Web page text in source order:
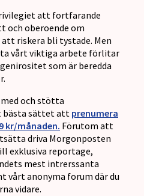
att fortfarande
och oberoende om
riskera bli tystade. Men
vårt viktiga arbete förlitar
som är beredda
med och stötta
bästa sättet att prenumera
kr/månaden. Förutom att
driva Morgonposten
exklusiva reportage,
mest intrerssanta
vårt anonyma forum där du
vidare.